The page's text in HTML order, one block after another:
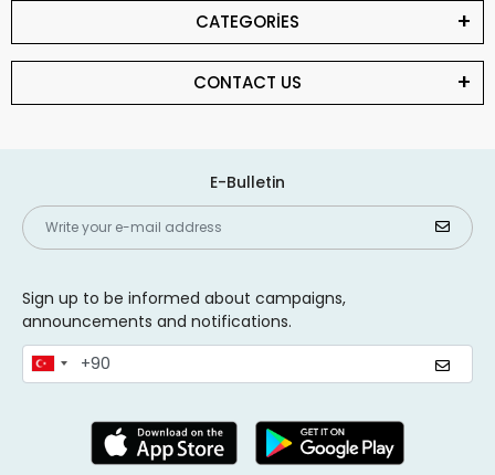
CATEGORİES
CONTACT US
E-Bulletin
Sign up to be informed about campaigns,
announcements and notifications.